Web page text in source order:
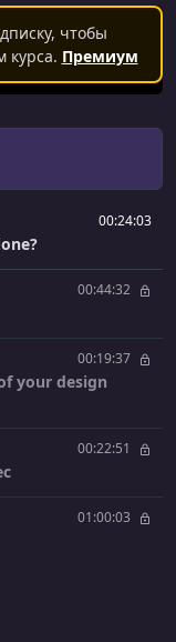
чтобы
курса. Премиум
00:24:03
00:44:32
00:19:37
your design
00:22:51
01:00:03